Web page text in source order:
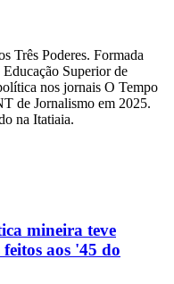
Três Poderes. Formada
Superior de
nos jornais O Tempo
de Jornalismo em 2025.
na Itatiaia.
mineira teve
aos '45 do